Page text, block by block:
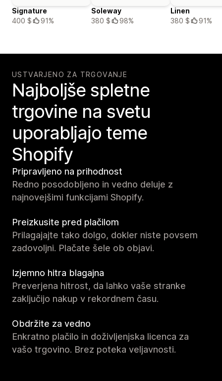
Signature
400 $
91%
Soleway
380 $
98%
Linen
380 $
91%
USTVARJENO ZA TRGOVANJE
Najboljše spletne
trgovine na svetu
uporabljajo teme
Shopify
Pripravljeno na prihodnost
Redno posodobljeno in vedno deluje z
najnovejšimi funkcijami Shopify.
Preizkusite pred plačilom
Prilagajajte tako dolgo, dokler niste povsem
zadovoljni. Plačate šele ob objavi.
Izjemno hitra blagajna
Preverjena hitrost, da lahko vaše stranke
zaključijo nakup v rekordnem času.
Obdržite za vedno
Enkratno plačilo in doživljenjska licenca za
vašo trgovino. Brez poteka veljavnosti.